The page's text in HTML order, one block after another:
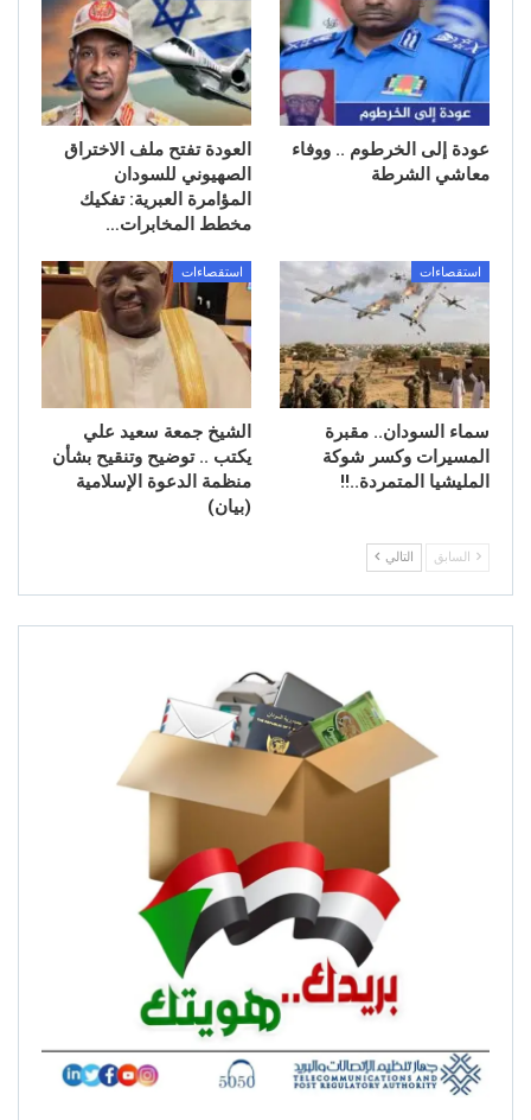
عودة إلى الخرطوم .. ووفاء
معاشي الشرطة
العودة تفتح ملف الاختراق
الصهيوني للسودان
المؤامرة العبرية: تفكيك
مخطط المخابرات…
استقصاءات
سماء السودان.. مقبرة
المسيرات وكسر شوكة
المليشيا المتمردة..!!
استقصاءات
الشيخ جمعة سعيد علي
يكتب .. توضيح وتنقيح بشأن
منظمة الدعوة الإسلامية
(بيان)
السابق التالي